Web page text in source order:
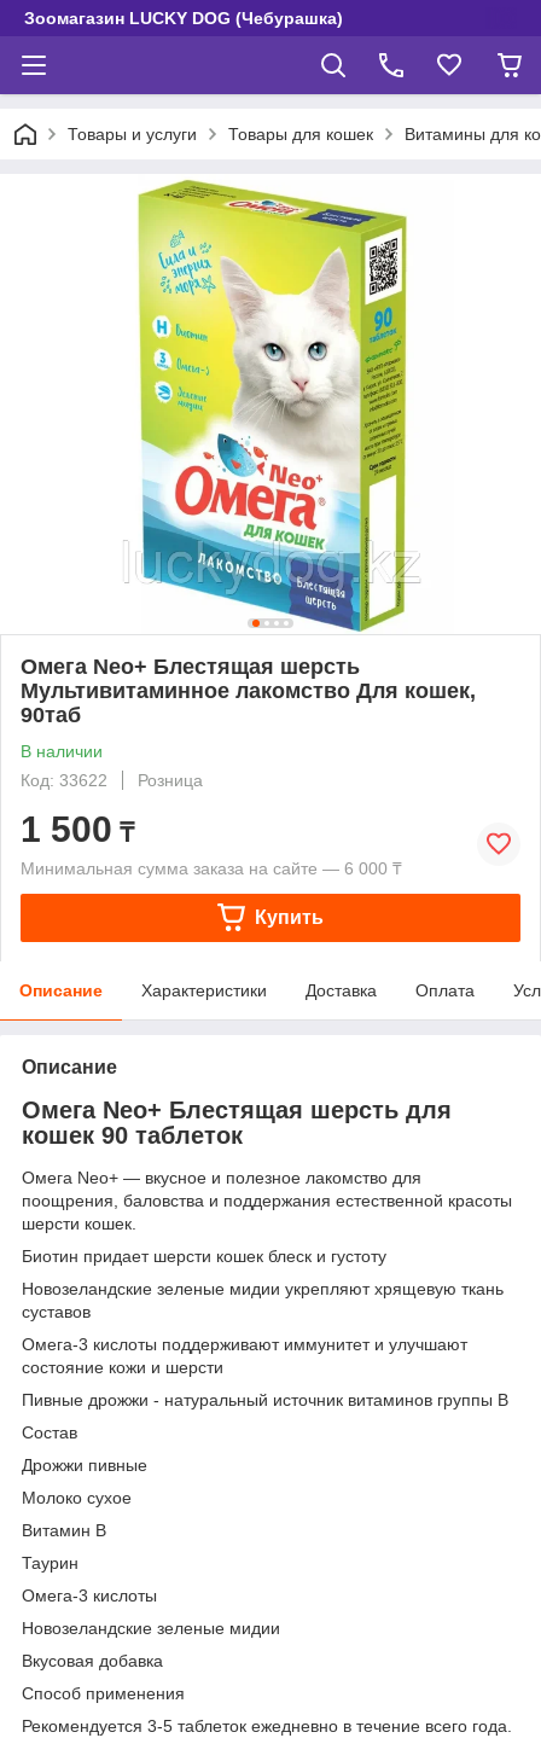
Зоомагазин LUCKY DOG (Чебурашка)
Товары и услуги Товары для кошек Витамины для
Омега Neo+ Блестящая шерсть
Мультивитаминное лакомство Для кошек,
90таб
В наличии
Код: 33622
Розница
1 500 ₸
Минимальная сумма заказа на сайте — 6 000 ₸
Купить
Описание Характеристики Доставка Оплата
Описание
Омега Neo+ Блестящая шерсть для
кошек 90 таблеток
Омега Neo+ — вкусное и полезное лакомство для
поощрения, баловства и поддержания естественной красоты
шерсти кошек.
Биотин придает шерсти кошек блеск и густоту
Новозеландские зеленые мидии укрепляют хрящевую ткань
суставов
Омега-3 кислоты поддерживают иммунитет и улучшают
состояние кожи и шерсти
Пивные дрожжи - натуральный источник витаминов группы В
Состав
Дрожжи пивные
Молоко сухое
Витамин В
Таурин
Омега-3 кислоты
Новозеландские зеленые мидии
Вкусовая добавка
Способ применения
Рекомендуется 3-5 таблеток ежедневно в течение всего года.